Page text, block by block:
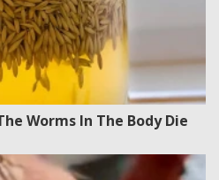
Worms In The Body Die